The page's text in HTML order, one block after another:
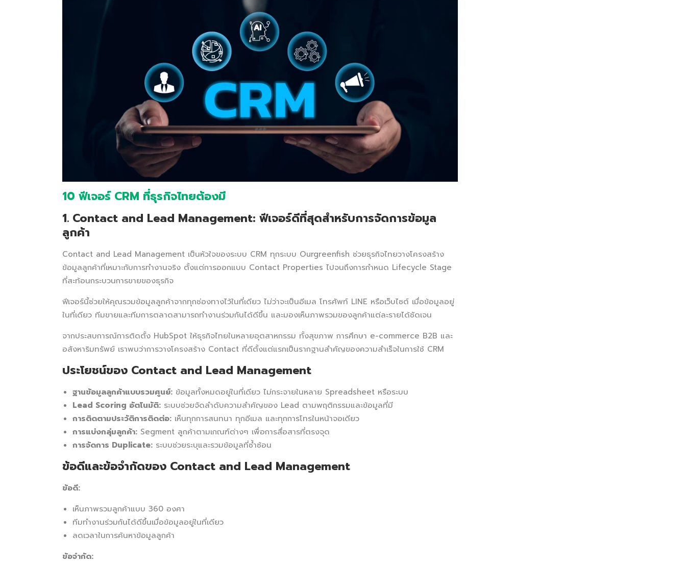
10 ฟีเจอร์ CRM ที่ธุรกิจไทยต้องมี
1. Contact and Lead Management: ฟีเจอร์ดีที่สุดสำหรับการจัดการข้อมูล
ลูกค้า
Contact and Lead Management เป็นหัวใจของระบบ CRM ทุกระบบ Ourgreenfish ช่วยธุรกิจไทยวางโครงสร้าง
ข้อมูลลูกค้าที่เหมาะกับการทำงานจริง ตั้งแต่การออกแบบ Contact Properties ไปจนถึงการกำหนด Lifecycle Stage
ที่สะท้อนกระบวนการขายของธุรกิจ
ฟีเจอร์นี้ช่วยให้คุณรวมข้อมูลลูกค้าจากทุกช่องทางไว้ในที่เดียว ไม่ว่าจะเป็นอีเมล โทรศัพท์ LINE หรือเว็บไซต์ เมื่อข้อมูลอยู่
ในที่เดียว ทีมขายและทีมการตลาดสามารถทำงานร่วมกันได้ดีขึ้น และมองเห็นภาพรวมของลูกค้าแต่ละรายได้ชัดเจน
จากประสบการณ์การติดตั้ง HubSpot ให้ธุรกิจไทยในหลายอุตสาหกรรม ทั้งสุขภาพ การศึกษา e-commerce B2B และ
อสังหาริมทรัพย์ เราพบว่าการวางโครงสร้าง Contact ที่ดีตั้งแต่แรกเป็นรากฐานสำคัญของความสำเร็จในการใช้ CRM
ประโยชน์ของ Contact and Lead Management
ฐานข้อมูลลูกค้าแบบรวมศูนย์: ข้อมูลทั้งหมดอยู่ในที่เดียว ไม่กระจายในหลาย Spreadsheet หรือระบบ
Lead Scoring อัตโนมัติ: ระบบช่วยจัดลำดับความสำคัญของ Lead ตามพฤติกรรมและข้อมูลที่มี
การติดตามประวัติการติดต่อ: เห็นทุกการสนทนา ทุกอีเมล และทุกการโทรในหน้าจอเดียว
การแบ่งกลุ่มลูกค้า: Segment ลูกค้าตามเกณฑ์ต่างๆ เพื่อการสื่อสารที่ตรงจุด
การจัดการ Duplicate: ระบบช่วยระบุและรวมข้อมูลที่ซ้ำซ้อน
ข้อดีและข้อจำกัดของ Contact and Lead Management
ข้อดี:
เห็นภาพรวมลูกค้าแบบ 360 องศา
ทีมทำงานร่วมกันได้ดีขึ้นเมื่อข้อมูลอยู่ในที่เดียว
ลดเวลาในการค้นหาข้อมูลลูกค้า
ข้อจำกัด: